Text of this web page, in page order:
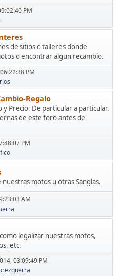
PM
de sitios o talleres donde
o encontrar algun recambio.
PM
Regalo
Precio. De particular a particular.
de este foro antes de
PM
motos u otras Sanglas.
AM
legalizar nuestras motos,
etc.
03:09:49 PM